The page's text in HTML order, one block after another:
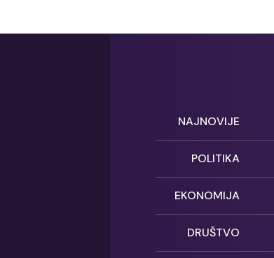
NAJNOVIJE
POLITIKA
EKONOMIJA
DRUŠTVO